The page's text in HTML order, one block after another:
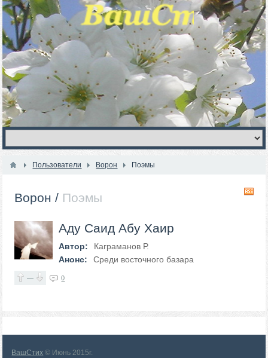
Пользователи Ворон Поэмы
Ворон / Поэмы
Аду Саид Абу Хаир
Автор:
Каграманов Р.
Анонс:
Среди восточного базара
— 0
ВашСтих © Июнь 2015г.